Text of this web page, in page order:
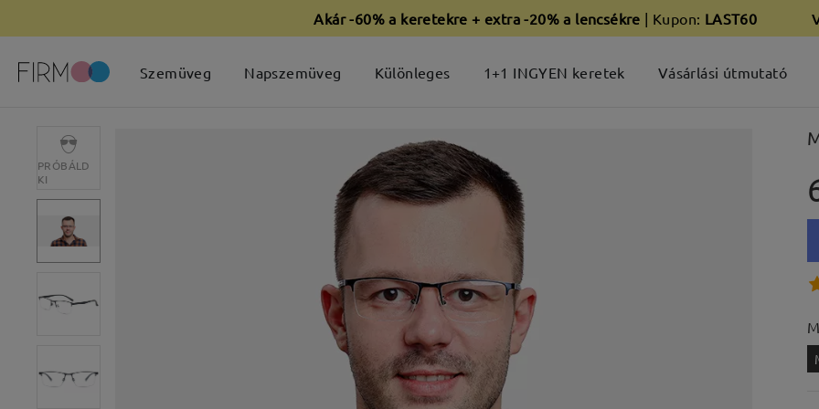
Akár -60% a keretekre + extra -20% a lencsékre | Kupon: LAST60
Szemüveg Napszemüveg Különleges 1+1 INGYEN keretek Vásárlási útmutató
PRÓBÁLD
KI